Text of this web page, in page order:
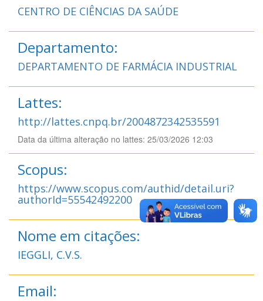
CENTRO DE CIÊNCIAS DA SAÚDE
Departamento:
DEPARTAMENTO DE FARMÁCIA INDUSTRIAL
Lattes:
http://lattes.cnpq.br/2004872342535591
Data da última alteração no lattes: 25/03/2026 12:03
Scopus:
https://www.scopus.com/authid/detail.uri?
authorId=55542492200
Nome em citações:
IEGGLI, C.V.S.
Email: